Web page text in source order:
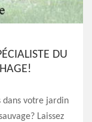
DU
dans votre jardin
Laissez